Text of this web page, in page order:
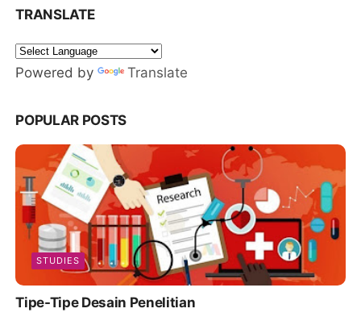
TRANSLATE
Powered by Translate
POPULAR POSTS
STUDIES
Tipe-Tipe Desain Penelitian